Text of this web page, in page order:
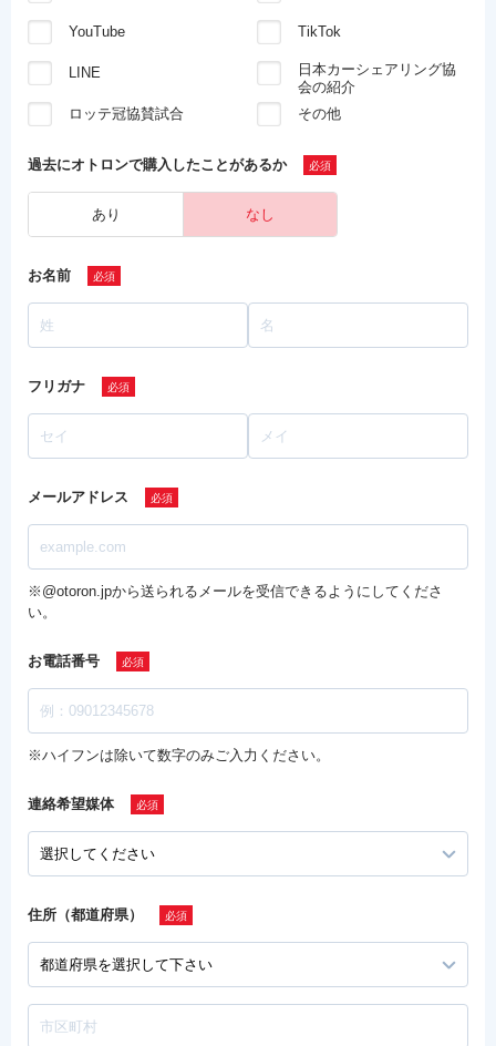
YouTube TikTok
LINE
日本カーシェアリング協
会の紹介
ロッテ冠協賛試合
その他
過去にオトロンで購入したことがあるか
あり なし
お名前
フリガナ
メールアドレス
※@otoron.jpから送られるメールを受信できるようにしてくださ
い。
お電話番号
※ハイフンは除いて数字のみご入力ください。
連絡希望媒体
住所（都道府県）